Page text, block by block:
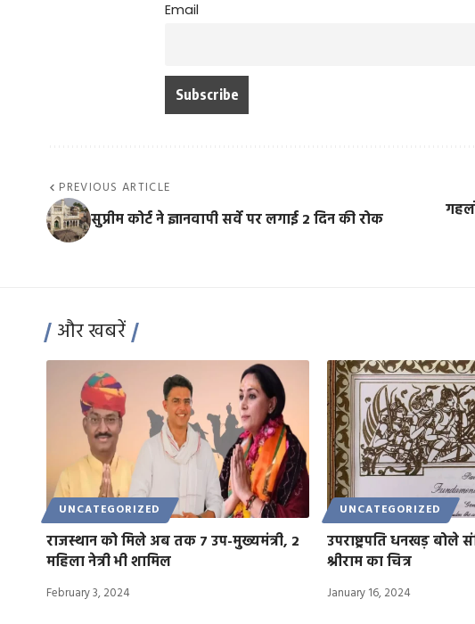
Email
PREVIOUS ARTICLE
सुप्रीम कोर्ट ने ज्ञानवापी सर्वे पर लगाई 2 दिन की रोक
और खबरें
UNCATEGORIZED
राजस्थान को मिले अब तक 7 उप-मुख्यमंत्री, 2
महिला नेत्री भी शामिल
February 3, 2024
UNCATEGORIZED
उपराष्ट्रपति धनखड़ बोले
श्रीराम का चित्र
January 16, 2024